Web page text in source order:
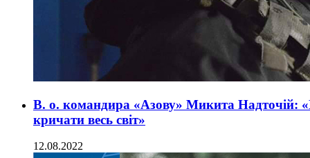
В. о. командира «Азову» Микита Надточій:
кричати весь світ»
12.08.2022